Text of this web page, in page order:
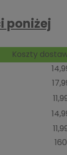
poniżej
Koszty